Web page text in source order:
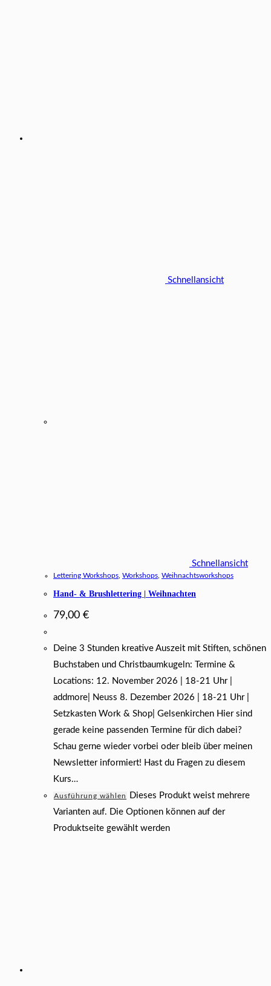
Schnellansicht
Schnellansicht
Lettering Workshops Workshops Weihnachtsworkshops
Hand- & Brushlettering | Weihnachten
79,00 €
Deine 3 Stunden kreative Auszeit mit Stiften, schönen
Buchstaben und Christbaumkugeln: Termine &
Locations: 12. November 2026 | 18-21 Uhr |
addmore| Neuss 8. Dezember 2026 | 18-21 Uhr |
Setzkasten Work & Shop| Gelsenkirchen Hier sind
gerade keine passenden Termine für dich dabei?
Schau gerne wieder vorbei oder bleib über meinen
Newsletter informiert! Hast du Fragen zu diesem
Kurs…
Ausführung wählen
Dieses Produkt weist mehrere
Varianten auf. Die Optionen können auf der
Produktseite gewählt werden